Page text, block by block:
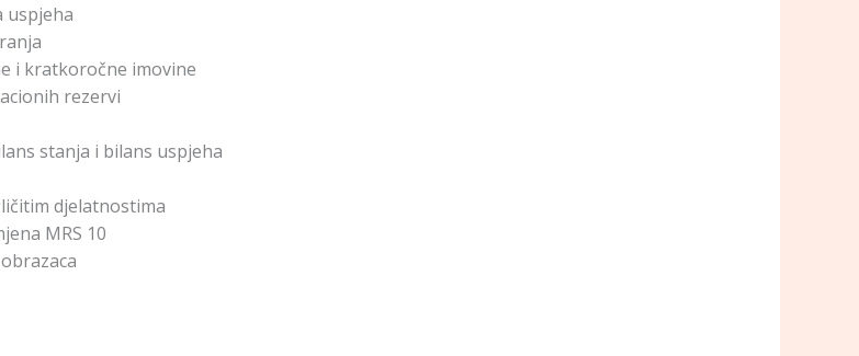
uspjeha
i kratkoročne imovine
rezervi
stanja i bilans uspjeha
djelatnostima
MRS 10